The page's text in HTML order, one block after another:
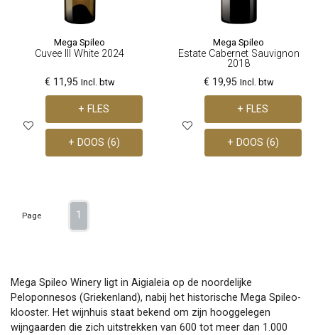
Mega Spileo
Cuvee III White 2024
€ 11,95 Incl. btw
+ FLES
+ DOOS (6)
Mega Spileo
Estate Cabernet Sauvignon
2018
€ 19,95 Incl. btw
+ FLES
+ DOOS (6)
Page 1
Mega Spileo Winery ligt in Aigialeia op de noordelijke
Peloponnesos (Griekenland), nabij het historische Mega Spileo-
klooster. Het wijnhuis staat bekend om zijn hooggelegen
wijngaarden die zich uitstrekken van 600 tot meer dan 1.000